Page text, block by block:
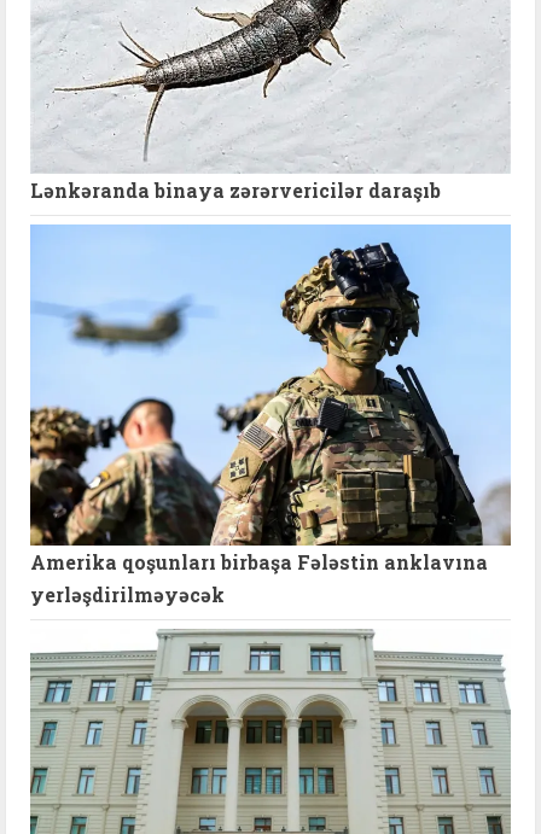
Lənkəranda binaya zərərvericilər daraşıb
Amerika qoşunları birbaşa Fələstin anklavına
yerləşdirilməyəcək